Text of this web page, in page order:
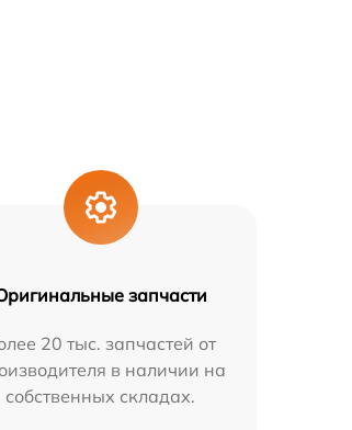
запчасти
20 тыс. запчастей от
в наличии на
собственных складах.